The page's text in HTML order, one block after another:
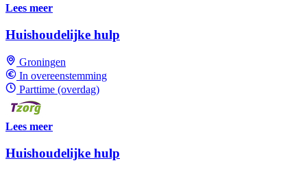
Lees meer
Huishoudelijke hulp
Groningen
In overeenstemming
Parttime (overdag)
Lees meer
Huishoudelijke hulp